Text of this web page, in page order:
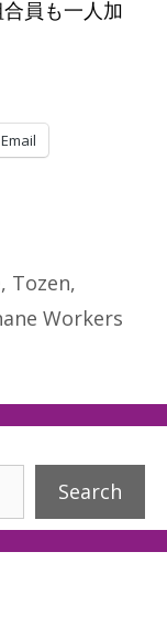
員も一人加
Email
, Tozen,
Workers
Search